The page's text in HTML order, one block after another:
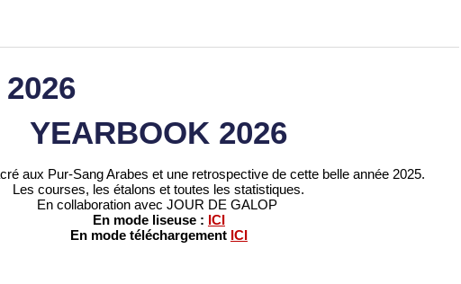
YEARBOOK 2026
aux Pur-Sang Arabes et une retrospective de cette belle année 2025.
Les courses, les étalons et toutes les statistiques.
En collaboration avec JOUR DE GALOP
En mode liseuse : ICI
En mode téléchargement ICI